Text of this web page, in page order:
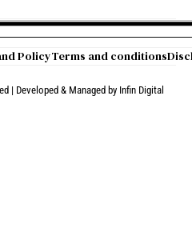
PolicyTerms and conditions
| Developed & Managed by Infin Digital